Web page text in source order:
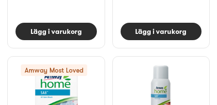
Lägg i varukorg Lägg i varukorg
Amway Most Loved